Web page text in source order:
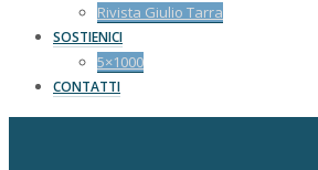
Rivista Giulio Tarra
SOSTIENICI
5×1000
CONTATTI